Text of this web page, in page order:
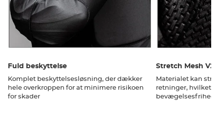
Fuld beskyttelse
Komplet beskyttelsesløsning, der dækker
hele overkroppen for at minimere risikoen
for skader
Stretch Mesh V2
Materialet kan
retninger, hvilket
bevægelsesfrihed.